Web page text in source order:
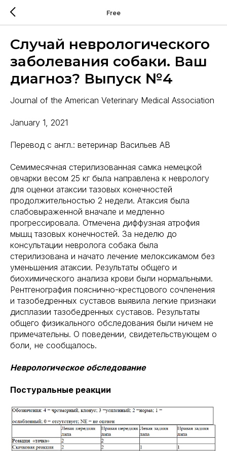
Free
Случай неврологического
заболевания собаки. Ваш
диагноз? Выпуск №4
Journal of the American Veterinary Medical Association
January 1, 2021
Перевод с англ.: ветеринар Васильев АВ
Семимесячная стерилизованная самка немецкой
овчарки весом 25 кг была направлена к неврологу
для оценки атаксии тазовых конечностей
продолжительностью 2 недели. Атаксия была
слабовыраженной вначале и медленно
прогрессировала. Отмечена диффузная атрофия
мышц тазовых конечностей. За неделю до
консультации невролога собака была
стерилизована и начато лечение мелоксикамом без
уменьшения атаксии. Результаты общего и
биохимического анализа крови были нормальными.
Рентгенография пояснично-крестцового сочленения
и тазобедренных суставов выявила легкие признаки
дисплазии тазобедренных суставов. Результаты
общего физикального обследования были ничем не
примечательны. О поведении, свидетельствующем о
боли, не сообщалось.
Неврологическое обследование
Постуральные реакции